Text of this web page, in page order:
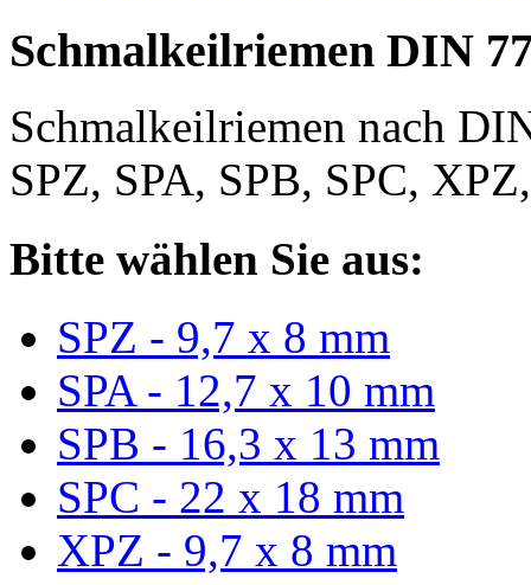
Schmalkeilriemen DIN
Schmalkeilriemen nach
SPZ, SPA, SPB, SPC,
Bitte wählen Sie aus:
SPZ - 9,7 x 8 mm
SPA - 12,7 x 10 mm
SPB - 16,3 x 13 mm
SPC - 22 x 18 mm
XPZ - 9,7 x 8 mm